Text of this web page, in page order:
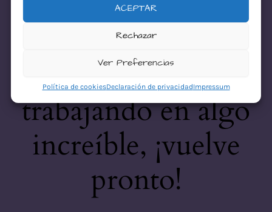
ACEPTAR
Rechazar
Ver Preferencias
Política de cookiesDeclaración de privacidadImpressum
¡Disculpa este
desastre! Estamos
trabajando en algo
increíble, ¡vuelve
pronto!